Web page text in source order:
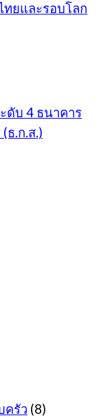
ยและรอบโลก
ดับ 4 ธนาคาร
ธ.ก.ส.)
ครัว (8)